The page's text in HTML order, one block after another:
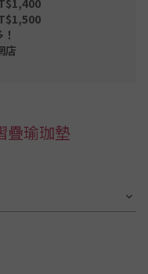
店
疊瑜珈墊